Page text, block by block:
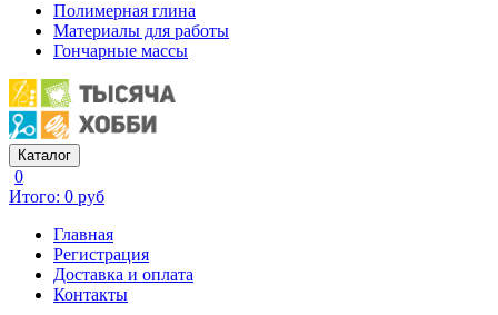
Полимерная глина
Материалы для работы
Гончарные массы
Каталог
0
Итого: 0 руб
Главная
Регистрация
Доставка и оплата
Контакты